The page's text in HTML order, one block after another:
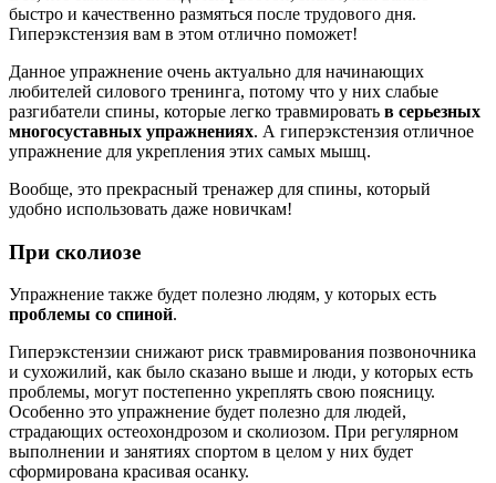
быстро и качественно размяться после трудового дня.
Гиперэкстензия вам в этом отлично поможет!
Данное упражнение очень актуально для начинающих
любителей силового тренинга, потому что у них слабые
разгибатели спины, которые легко травмировать в серьезных
многосуставных упражнениях. А гиперэкстензия отличное
упражнение для укрепления этих самых мышц.
Вообще, это прекрасный тренажер для спины, который
удобно использовать даже новичкам!
При сколиозе
Упражнение также будет полезно людям, у которых есть
проблемы со спиной.
Гиперэкстензии снижают риск травмирования позвоночника
и сухожилий, как было сказано выше и люди, у которых есть
проблемы, могут постепенно укреплять свою поясницу.
Особенно это упражнение будет полезно для людей,
страдающих остеохондрозом и сколиозом. При регулярном
выполнении и занятиях спортом в целом у них будет
сформирована красивая осанку.